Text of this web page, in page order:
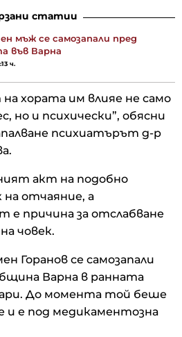
статии
мъж се самозапали пред
във Варна
ч.
хората им влияе не само
но и психически”, обясни
психиатърът д-р
акт на подобно
на отчаяние, а
е причина за отслабване
човек.
Горанов се самозапали
Варна в ранната
До момента той беше
и е под медикаментозна